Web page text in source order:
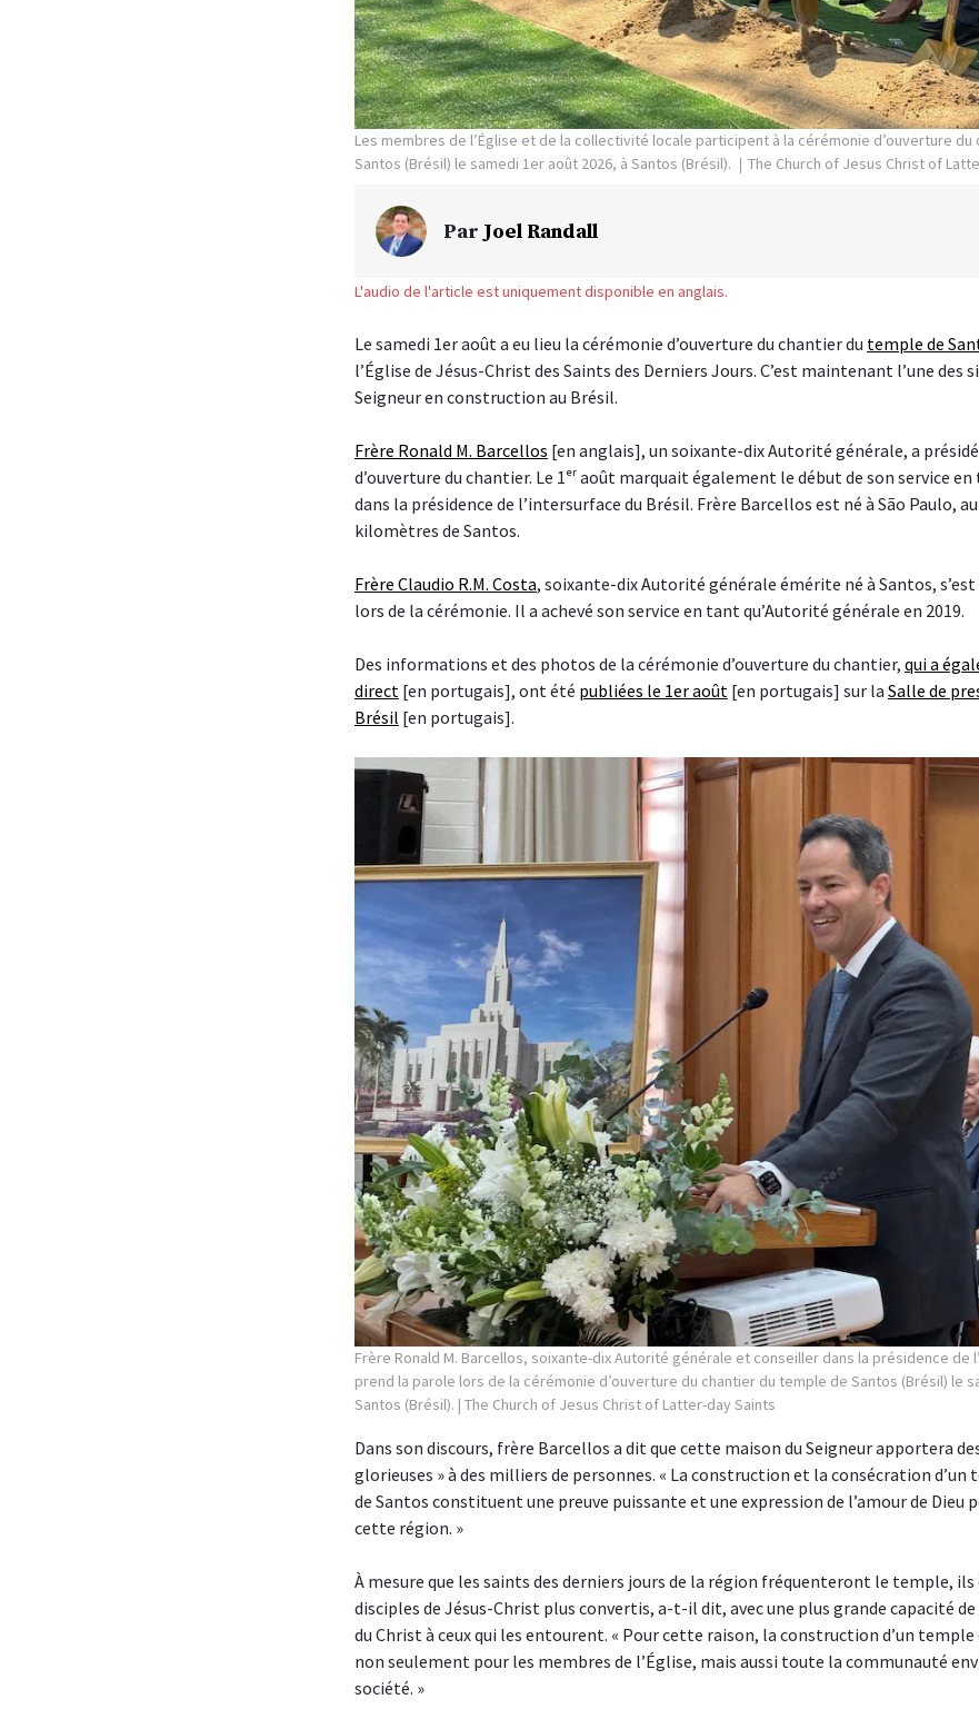
Les membres de l’Église et de la collectivité locale participent à la cérémonie d’ouverture
Santos (Brésil) le samedi 1er août 2026, à Santos (Brésil).
The Church of Jesus Christ of
Par Joel Randall
L'audio de l'article est uniquement disponible en anglais.
Le samedi 1er août a eu lieu la cérémonie d’ouverture du chantier du temple de
l’Église de Jésus-Christ des Saints des Derniers Jours. C’est maintenant l’une des
Seigneur en construction au Brésil.
Frère Ronald M. Barcellos [en anglais], un soixante-dix Autorité générale, a
d’ouverture du chantier. Le 1ᵉʳ août marquait également le début de son service
dans la présidence de l’intersurface du Brésil. Frère Barcellos est né à São Paulo,
kilomètres de Santos.
Frère Claudio R.M. Costa, soixante-dix Autorité générale émérite né à Santos,
lors de la cérémonie. Il a achevé son service en tant qu’Autorité générale en 2019.
Des informations et des photos de la cérémonie d’ouverture du chantier, qui a
direct [en portugais], ont été publiées le 1er août [en portugais] sur la Salle de
Brésil [en portugais].
Frère Ronald M. Barcellos, soixante-dix Autorité générale et conseiller dans la présidence de
prend la parole lors de la cérémonie d’ouverture du chantier du temple de Santos (Brésil) le
Santos (Brésil). | The Church of Jesus Christ of Latter-day Saints
Dans son discours, frère Barcellos a dit que cette maison du Seigneur apportera
glorieuses » à des milliers de personnes. « La construction et la consécration d’un
de Santos constituent une preuve puissante et une expression de l’amour de Dieu
cette région. »
À mesure que les saints des derniers jours de la région fréquenteront le temple,
disciples de Jésus-Christ plus convertis, a-t-il dit, avec une plus grande capacité
du Christ à ceux qui les entourent. « Pour cette raison, la construction d’un
non seulement pour les membres de l’Église, mais aussi toute la communauté
société. »